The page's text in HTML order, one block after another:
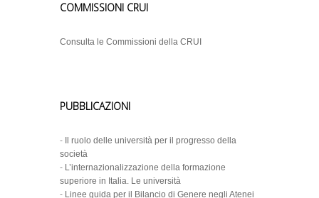
COMMISSIONI CRUI
Consulta le Commissioni della CRUI
PUBBLICAZIONI
-
Il ruolo delle università per il progresso della
società
- L’internazionalizzazione della formazione
superiore in Italia. Le università
- Linee guida per il Bilancio di Genere negli Atenei